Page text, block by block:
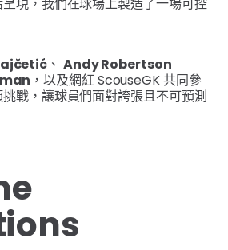
、 Andy Robertson
，以及網紅 ScouseGK 共同參
戰，讓球員們面對誇張且不可預測